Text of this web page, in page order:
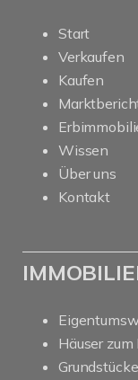
Start
Verkaufen
Kaufen
Wissen
Über uns
Kontakt
Häuser zum
Grundstücke